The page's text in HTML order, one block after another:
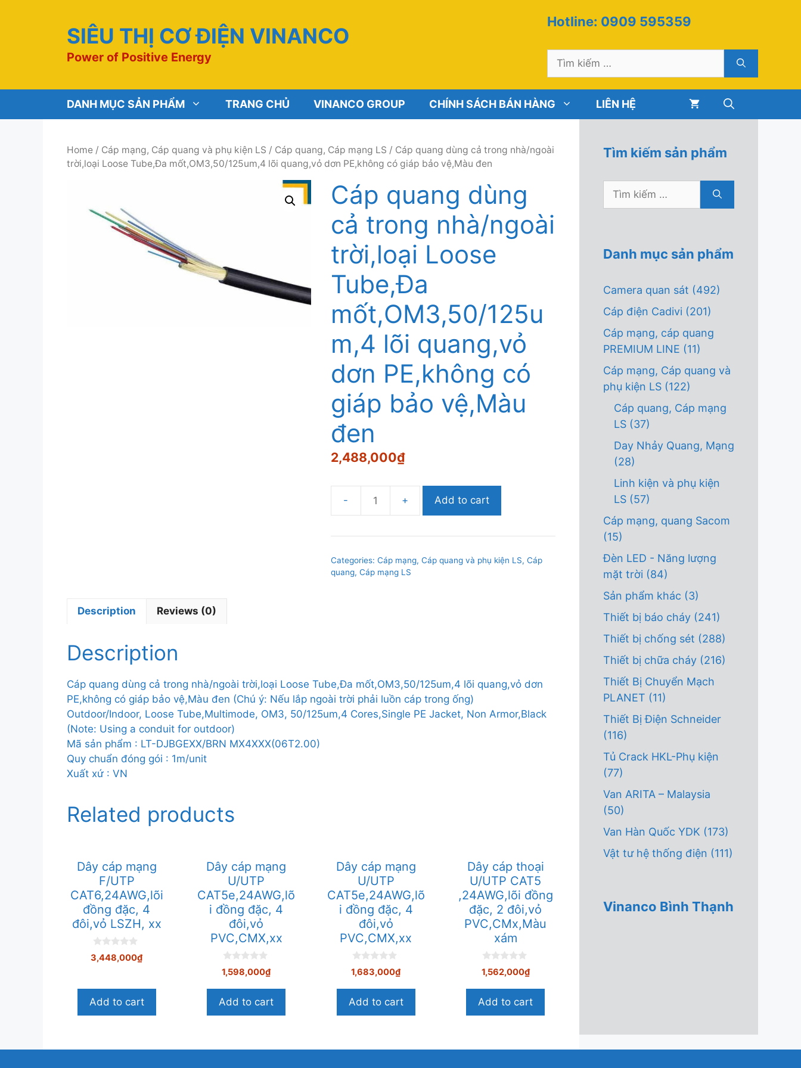
SIÊU THỊ CƠ ĐIỆN VINANCO
Power of Positive Energy
Hotline: 0909 595359
Tìm
DANH MỤC SẢN PHẨM TRANG CHỦ VINANCO GROUP CHÍNH SÁCH BÁN HÀNG LIÊN HỆ
Home / Cáp mạng, Cáp quang và phụ kiện LS / Cáp quang, Cáp mạng LS / Cáp quang dùng cả trong nhà/ngoài
trời,loại Loose Tube,Đa mốt,OM3,50/125um,4 lõi quang,vỏ dơn PE,không có giáp bảo vệ,Màu đen
Cáp quang dùng
cả trong nhà/ngoài
trời,loại Loose
Tube,Đa
mốt,OM3,50/125u
m,4 lõi quang,vỏ
dơn PE,không có
giáp bảo vệ,Màu
đen
2,488,000₫
dùng
trong
dơn
PE,không
có
Add to cart
Categories: Cáp mạng, Cáp quang và phụ kiện LS, Cáp
quang, Cáp mạng LS
Description Reviews (0)
Description
Cáp quang dùng cả trong nhà/ngoài trời,loại Loose Tube,Đa mốt,OM3,50/125um,4 lõi quang,vỏ dơn
PE,không có giáp bảo vệ,Màu đen (Chú ý: Nếu lắp ngoài trời phải luồn cáp trong ống)
Outdoor/Indoor, Loose Tube,Multimode, OM3, 50/125um,4 Cores,Single PE Jacket, Non Armor,Black
(Note: Using a conduit for outdoor)
Mã sản phẩm : LT-DJBGEXX/BRN MX4XXX(06T2.00)
Quy chuẩn đóng gói : 1m/unit
Xuất xứ : VN
Related products
Dây cáp mạng
F/UTP
CAT6,24AWG,lõi
đồng đặc, 4
đôi,vỏ LSZH, xx
0
n
à
5
3,448,000₫
Add to cart
Dây cáp mạng
U/UTP
CAT5e,24AWG,lõ
i đồng đặc, 4
đôi,vỏ
PVC,CMX,xx
0
n
à
5
1,598,000₫
Add to cart
Dây cáp mạng
U/UTP
CAT5e,24AWG,lõ
i đồng đặc, 4
đôi,vỏ
PVC,CMX,xx
0
n
à
5
1,683,000₫
Add to cart
Dây cáp thoại
U/UTP CAT5
,24AWG,lõi đồng
đặc, 2 đôi,vỏ
PVC,CMx,Màu
xám
0
n
à
5
1,562,000₫
Add to cart
Tìm kiếm sản phẩm
Tìm
Danh mục sản phẩm
Camera quan sát (492)
Cáp điện Cadivi (201)
Cáp mạng, cáp quang
PREMIUM LINE (11)
Cáp mạng, Cáp quang và
phụ kiện LS (122)
Cáp quang, Cáp mạng
LS (37)
Day Nhảy Quang, Mạng
(28)
Linh kiện và phụ kiện
LS (57)
Cáp mạng, quang Sacom
(15)
Đèn LED - Năng lượng
mặt trời (84)
Sản phẩm khác (3)
Thiết bị báo cháy (241)
Thiết bị chống sét (288)
Thiết bị chữa cháy (216)
Thiết Bị Chuyển Mạch
PLANET (11)
Thiết Bị Điện Schneider
(116)
Tủ Crack HKL-Phụ kiện
(77)
Van ARITA – Malaysia
(50)
Van Hàn Quốc YDK (173)
Vật tư hệ thống điện (111)
Vinanco Bình Thạnh